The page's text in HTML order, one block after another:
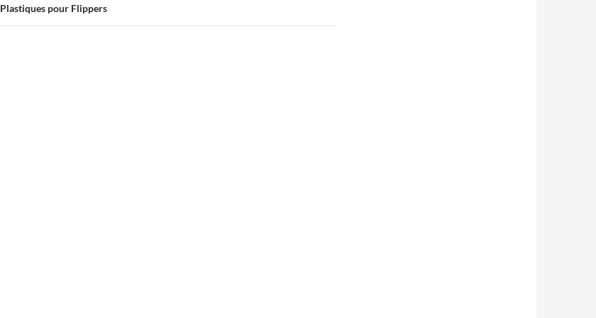
des
Plastiques pour Flippers